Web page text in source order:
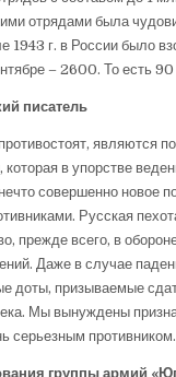
отрядами была
1943 г. в России было
– 2600. То есть
писатель
являются
в упорстве
совершенно новое
Русская
прежде всего, в
Даже в случае
доты, призываемые
Мы вынуждены
серьезным
группы армий